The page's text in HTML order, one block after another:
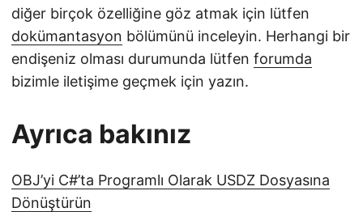
diğer birçok özelliğine göz atmak için lütfen
dokümantasyon bölümünü inceleyin. Herhangi bir
endişeniz olması durumunda lütfen forumda
bizimle iletişime geçmek için yazın.
Ayrıca bakınız
OBJ’yi C#’ta Programlı Olarak USDZ Dosyasına
Dönüştürün